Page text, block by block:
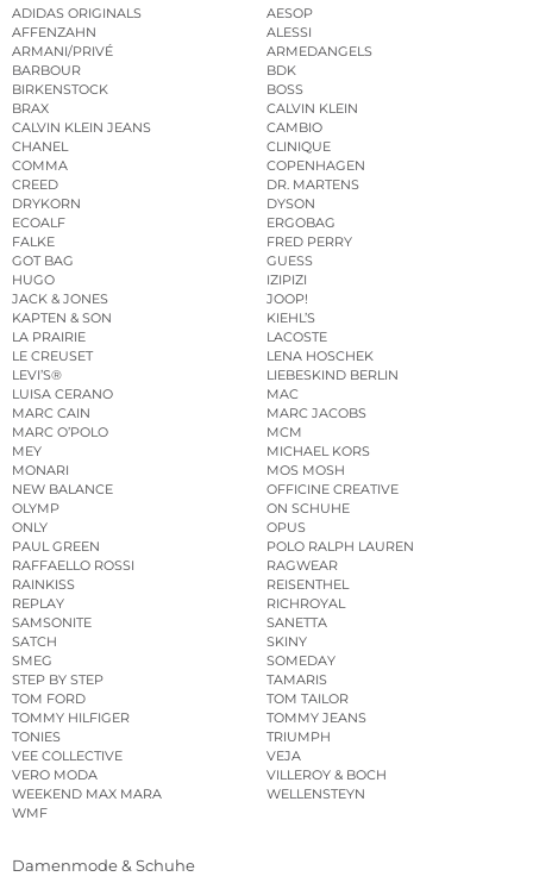
ADIDAS ORIGINALS
AESOP
AFFENZAHN
ALESSI
ARMANI/PRIVÉ
ARMEDANGELS
BARBOUR
BDK
BIRKENSTOCK
BOSS
BRAX
CALVIN KLEIN
CALVIN KLEIN JEANS
CAMBIO
CHANEL
CLINIQUE
COMMA
COPENHAGEN
CREED
DR. MARTENS
DRYKORN
DYSON
ECOALF
ERGOBAG
FALKE
FRED PERRY
GOT BAG
GUESS
HUGO
IZIPIZI
JACK & JONES
JOOP!
KAPTEN & SON
KIEHL’S
LA PRAIRIE
LACOSTE
LE CREUSET
LENA HOSCHEK
LEVI’S®
LIEBESKIND BERLIN
LUISA CERANO
MAC
MARC CAIN
MARC JACOBS
MARC O’POLO
MCM
MEY
MICHAEL KORS
MONARI
MOS MOSH
NEW BALANCE
OFFICINE CREATIVE
OLYMP
ON SCHUHE
ONLY
OPUS
PAUL GREEN
POLO RALPH LAUREN
RAFFAELLO ROSSI
RAGWEAR
RAINKISS
REISENTHEL
REPLAY
RICHROYAL
SAMSONITE
SANETTA
SATCH
SKINY
SMEG
SOMEDAY
STEP BY STEP
TAMARIS
TOM FORD
TOM TAILOR
TOMMY HILFIGER
TOMMY JEANS
TONIES
TRIUMPH
VEE COLLECTIVE
VEJA
VERO MODA
VILLEROY & BOCH
WEEKEND MAX MARA
WELLENSTEYN
WMF
Damenmode & Schuhe